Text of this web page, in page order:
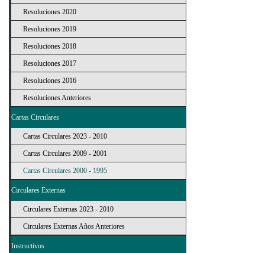
Resoluciones 2020
Resoluciones 2019
Resoluciones 2018
Resoluciones 2017
Resoluciones 2016
Resoluciones Anteriores
Cartas Circulares
Cartas Circulares 2023 - 2010
Cartas Circulares 2009 - 2001
Cartas Circulares 2000 - 1995
Circulares Externas
Circulares Externas 2023 - 2010
Circulares Externas Años Anteriores
Instructivos